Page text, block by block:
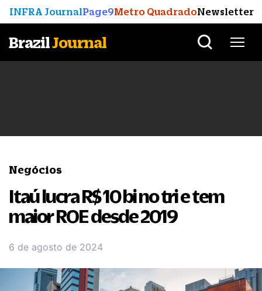
INFRA JournalPage9Metro QuadradoNewsletter
BrazilJournal
Negócios
Itaú lucra R$ 10 bi no tri e tem
maior ROE desde 2019
6 de agosto de 2024